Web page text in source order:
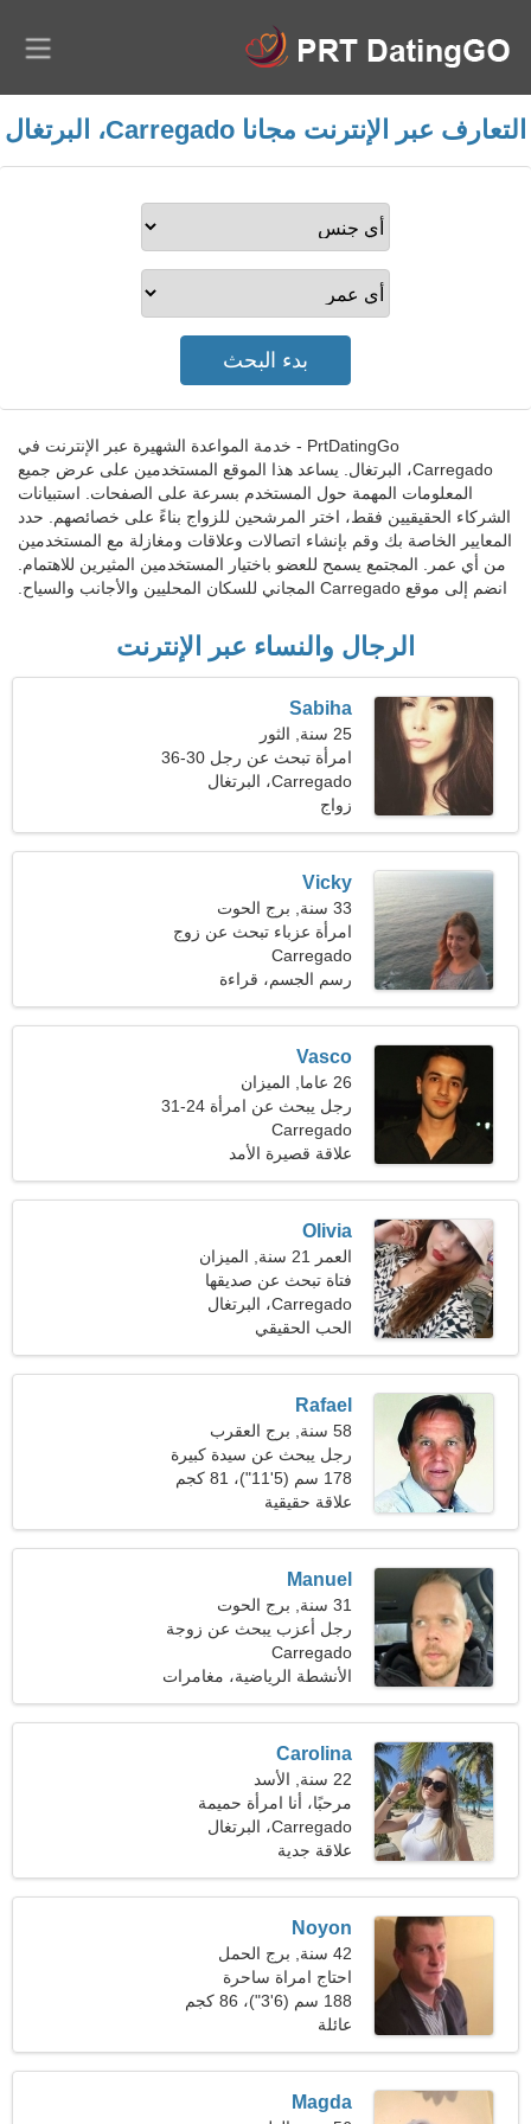
التعارف عبر الإنترنت مجانا Carregado، البرتغال
PrtDatingGo - خدمة المواعدة الشهيرة عبر الإنترنت في
Carregado، البرتغال. يساعد هذا الموقع المستخدمين على عرض جميع
المعلومات المهمة حول المستخدم بسرعة على الصفحات. استبيانات
الشركاء الحقيقيين فقط، اختر المرشحين للزواج بناءً على خصائصهم. حدد
المعايير الخاصة بك وقم بإنشاء اتصالات وعلاقات ومغازلة مع المستخدمين
من أي عمر. المجتمع يسمح للعضو باختيار المستخدمين المثيرين للاهتمام.
انضم إلى موقع Carregado المجاني للسكان المحليين والأجانب والسياح.
الرجال والنساء عبر الإنترنت
Sabiha
25 سنة, الثور
امرأة تبحث عن رجل 30-36
Carregado، البرتغال
زواج
Vicky
33 سنة, برج الحوت
امرأة عزباء تبحث عن زوج
38-43
Carregado
رسم الجسم، قراءة
Vasco
26 عاما, الميزان
رجل يبحث عن امرأة 24-31
Carregado
علاقة قصيرة الأمد
Olivia
العمر 21 سنة, الميزان
فتاة تبحث عن صديقها
Carregado، البرتغال
الحب الحقيقي
Rafael
58 سنة, برج العقرب
رجل يبحث عن سيدة كبيرة
178 سم (5'11")، 81 كجم
(178 رطلا)
علاقة حقيقية
Manuel
31 سنة, برج الحوت
رجل أعزب يبحث عن زوجة
21-30
Carregado
الأنشطة الرياضية، مغامرات
Carolina
22 سنة, الأسد
مرحبًا، أنا امرأة حميمة
Carregado، البرتغال
علاقة جدية
Noyon
42 سنة, برج الحمل
احتاج امراة ساحرة
188 سم (6'3")، 86 كجم
(189 رطلا)
عائلة
Magda